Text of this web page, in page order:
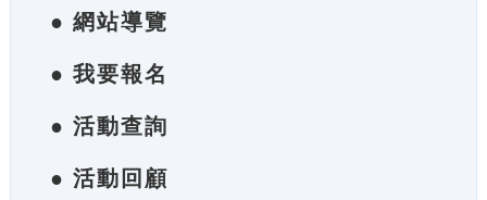
● 網站導覽
● 我要報名
● 活動查詢
● 活動回顧